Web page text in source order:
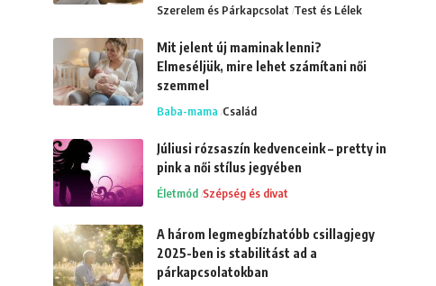
Szerelem és Párkapcsolat Test és Lélek
Mit jelent új maminak lenni?
Elmeséljük, mire lehet számítani női
szemmel
Baba-mama Család
Júliusi rózsaszín kedvenceink – pretty in
pink a női stílus jegyében
Életmód Szépség és divat
A három legmegbízhatóbb csillagjegy
2025-ben is stabilitást ad a
párkapcsolatokban